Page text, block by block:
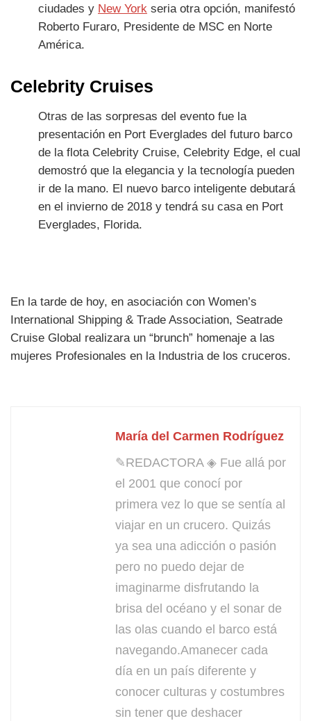
ciudades y New York seria otra opción, manifestó
Roberto Furaro, Presidente de MSC en Norte
América.
Celebrity Cruises
Otras de las sorpresas del evento fue la
presentación en Port Everglades del futuro barco
de la flota Celebrity Cruise, Celebrity Edge, el cual
demostró que la elegancia y la tecnología pueden
ir de la mano. El nuevo barco inteligente debutará
en el invierno de 2018 y tendrá su casa en Port
Everglades, Florida.
En la tarde de hoy, en asociación con Women’s
International Shipping & Trade Association, Seatrade
Cruise Global realizara un “brunch” homenaje a las
mujeres Profesionales en la Industria de los cruceros.
María del Carmen Rodríguez
✎REDACTORA ◈ Fue allá por
el 2001 que conocí por
primera vez lo que se sentía al
viajar en un crucero. Quizás
ya sea una adicción o pasión
pero no puedo dejar de
imaginarme disfrutando la
brisa del océano y el sonar de
las olas cuando el barco está
navegando.Amanecer cada
día en un país diferente y
conocer culturas y costumbres
sin tener que deshacer